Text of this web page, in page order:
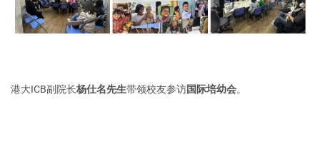
港大ICB副院长杨仕名先生带领校友参访国际培幼会。